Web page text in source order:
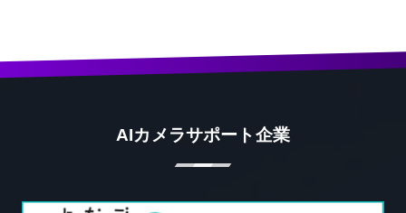
AIカメラサポート企業